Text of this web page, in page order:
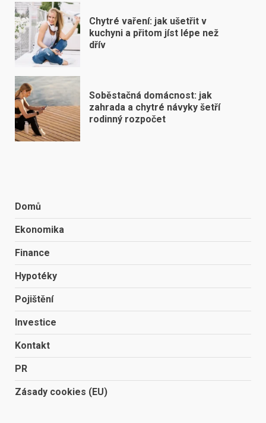
Chytré vaření: jak ušetřit v
kuchyni a přitom jíst lépe než
dřív
Soběstačná domácnost: jak
zahrada a chytré návyky šetří
rodinný rozpočet
Domů
Ekonomika
Finance
Hypotéky
Pojištění
Investice
Kontakt
PR
Zásady cookies (EU)